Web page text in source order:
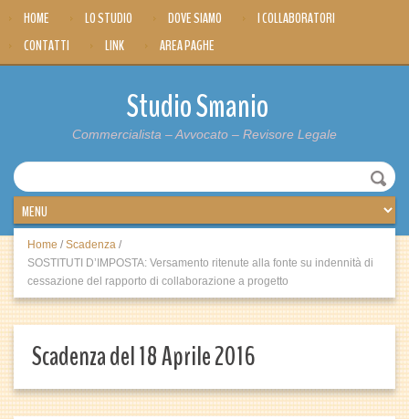
HOME LO STUDIO DOVE SIAMO
I COLLABORATORI
CONTATTI
LINK AREA PAGHE
Studio Smanio
Commercialista – Avvocato – Revisore Legale
Home / Scadenza /
SOSTITUTI D’IMPOSTA: Versamento ritenute alla fonte su indennità di
cessazione del rapporto di collaborazione a progetto
Scadenza del 18 Aprile 2016